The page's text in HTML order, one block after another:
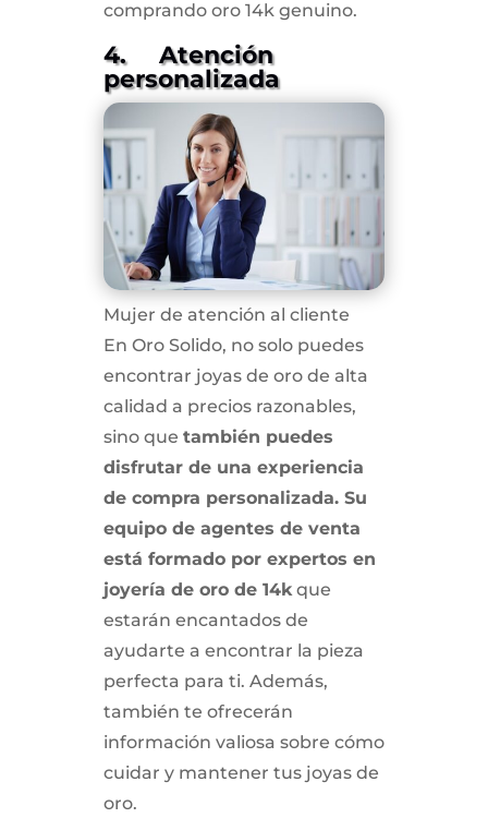
comprando oro 14k genuino.
4. Atención
personalizada
Mujer de atención al cliente
En Oro Solido, no solo puedes
encontrar joyas de oro de alta
calidad a precios razonables,
sino que también puedes
disfrutar de una experiencia
de compra personalizada. Su
equipo de agentes de venta
está formado por expertos en
joyería de oro de 14kque
estarán encantados de
ayudarte a encontrar la pieza
perfecta para ti. Además,
también te ofrecerán
información valiosa sobre cómo
cuidar y mantener tus joyas de
oro.